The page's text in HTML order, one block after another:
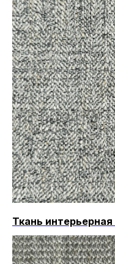
Ткань